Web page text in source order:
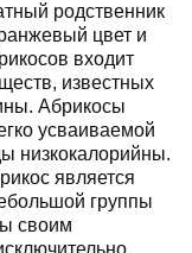
родственник
цвет и
входит
известных
Абрикосы
усваиваемой
низкокалорийны.
является
группы
своим